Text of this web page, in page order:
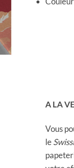
A LA
Vous
le